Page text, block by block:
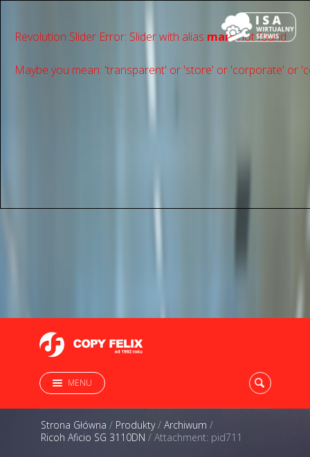
Revolution Slider Error: Slider with alias mainnot found.
Maybe you mean: 'transparent' or 'store' or 'сorporate' or
MENU
Strona Główna / Produkty/ Archiwum /
Ricoh Aficio SG 3110DN / Attachment: pid711